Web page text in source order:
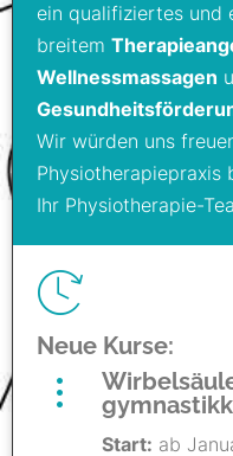
ein qualifiziertes und
breitem
Wellnessmassagen
Wir würden uns
Physiotherapiepraxis
Ihr Physiotherapie-
Neue Kurse:
Start: ab